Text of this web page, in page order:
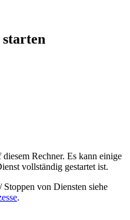
Rechner. Es kann einige
vollständig gestartet ist.
von Diensten siehe
.